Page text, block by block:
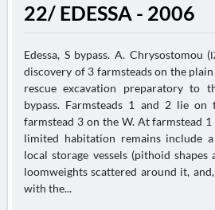
22/ EDESSA - 2006
Edessa, S bypass. A. Chrysostomou
discovery of 3 farmsteads on the
rescue excavation preparatory to
bypass. Farmsteads 1 and 2 lie
farmstead 3 on the W. At farmstead 1
limited habitation remains include
local storage vessels (pithoid
loomweights scattered around it,
with the...